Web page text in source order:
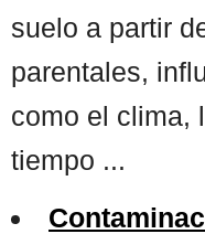
suelo a partir
parentales,
como el clima,
tiempo ...